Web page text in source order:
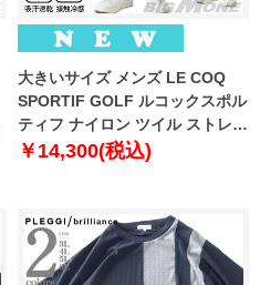
大きいサイズ メンズ LE COQ
SPORTIF GOLF ルコックスポル
ティフ ナイロン ツイル ストレッ
チ 6分丈 クロップド パンツ ゴル
￥14,300(税込)